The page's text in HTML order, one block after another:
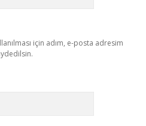
için adım, e-posta adresim